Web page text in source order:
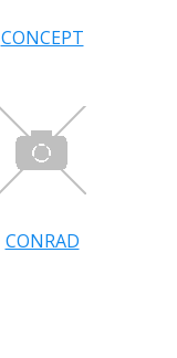
CONCEPT
CONRAD